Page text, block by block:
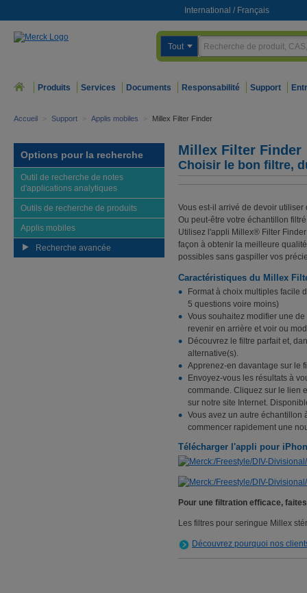
International / Français
Tout
Produits Services Documents Responsabilité Support
Accueil > Support > Applis mobiles > Millex Filter Finder
Options pour la recherche
Outil de recherche de notes
d'applications analytiques
Outils de recherche de produits
Applis mobiles
Recherche avancée
Millex Filter Finder
Choisir le bon filtre,
Vous est-il arrivé de devoir
Ou peut-être votre échantillon
Utilisez l'appli Millex® Filter
façon à obtenir la meilleure
possibles sans gaspiller vos
Caractéristiques du Millex
Format à choix multiples facile
5 questions voire moins)
Vous souhaitez modifier une
revenir en arrière et voir ou
Découvrez le filtre parfait et,
alternative(s).
Apprenez-en davantage sur le
Envoyez-vous les résultats à
commande. Cliquez sur le lien
sur notre site Internet.
Vous avez un autre échantillon
commencer rapidement une
Télécharger l'appli pour
Pour une filtration efficace,
Les filtres pour seringue Millex
Découvrez pourquoi nos